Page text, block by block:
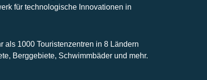
für technologische Innovationen in
als 1000 Touristenzentren in 8 Ländern
Berggebiete, Schwimmbäder und mehr.